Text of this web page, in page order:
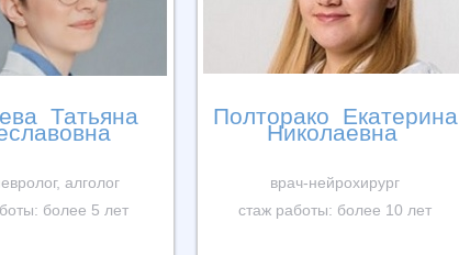
Татьяна
алголог
более 5 лет
Полторако Екатерина
Николаевна
врач-нейрохирург
стаж работы: более 10 лет